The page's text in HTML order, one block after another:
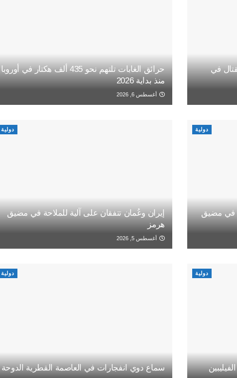
في
حرائق الغابات تلتهم نحو 435 ألف هكتار في أوروبا
منذ بداية 2026
أغسطس 6, 2026
دولية
في مضيق
دولية
إيران وعُمان تتفقان على آلية للملاحة في مضيق
هرمز
أغسطس 5, 2026
دولية دولية
سماع دوي انفجارات في العاصمة القطرية الدوحة